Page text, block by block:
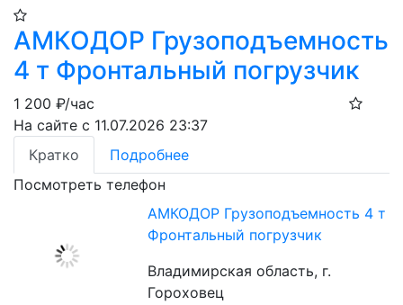
АМКОДОР Грузоподъемность
4 т Фронтальный погрузчик
1 200 ₽/час
На сайте с 11.07.2026 23:37
Кратко
Подробнее
Посмотреть телефон
АМКОДОР Грузоподъемность 4 т
Фронтальный погрузчик
Владимирская область, г.
Гороховец